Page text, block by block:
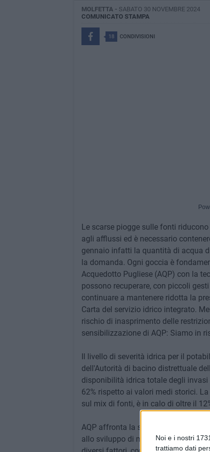
Noi e i nostri 1731
trattiamo dati
MOLFETTA - SABATO 30 NOVEMBRE 2024
COMUNICATO STAMPA
18 CONDIVISIONI
Le scarse piogge sulle fonti
agli afflussi ed è necessario
gennaio infatti la quantità di acqua
la domanda. Ogni goccia è
Acquedotto Pugliese (AQP) con la
possono recuperare, con piccoli
continuare a mantenere ridotta la
Carta del servizio idrico integrato.
rischio di inasprimento delle
sensibilizzazione di AQP: Siamo in
Il livello di severità idrica per il
dell'Autorità di bacino distrettuale
disponibilità idrica totale degli
62% rispetto ai valori medi storici.
sul mix di fonti, è in calo di oltre il
AQP affronta la sfida del
allo sviluppo di modelli previsionali